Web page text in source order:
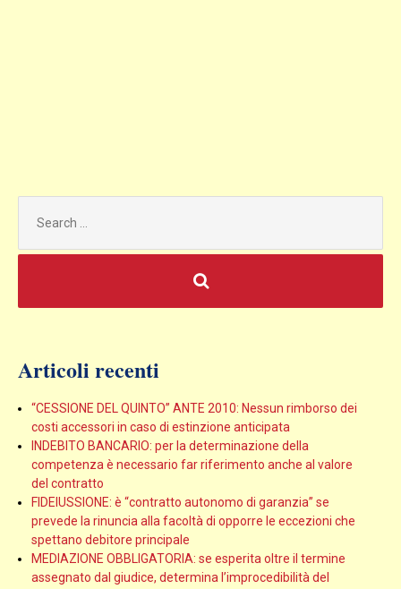
for:
Articoli recenti
“CESSIONE DEL QUINTO” ANTE 2010: Nessun rimborso dei
costi accessori in caso di estinzione anticipata
INDEBITO BANCARIO: per la determinazione della
competenza è necessario far riferimento anche al valore
del contratto
FIDEIUSSIONE: è “contratto autonomo di garanzia” se
prevede la rinuncia alla facoltà di opporre le eccezioni che
spettano debitore principale
MEDIAZIONE OBBLIGATORIA: se esperita oltre il termine
assegnato dal giudice, determina l’improcedibilità del